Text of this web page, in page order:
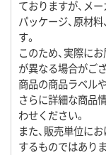
ておりますが、メー
パッケージ、原材
す。
このため、実際に
が異なる場合がご
商品の商品ラベル
さらに詳細な商品
わせください。
また、販売単位に
するものではあり